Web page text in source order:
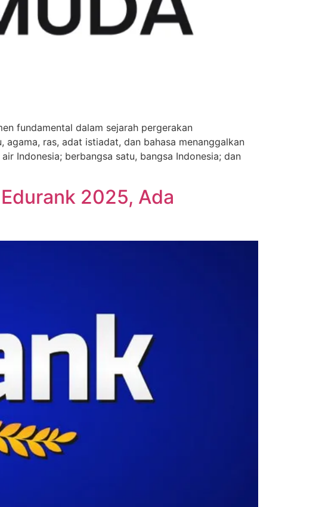
fundamental dalam sejarah pergerakan
ras, adat istiadat, dan bahasa menanggalkan
Indonesia; berbangsa satu, bangsa Indonesia; dan
2025, Ada